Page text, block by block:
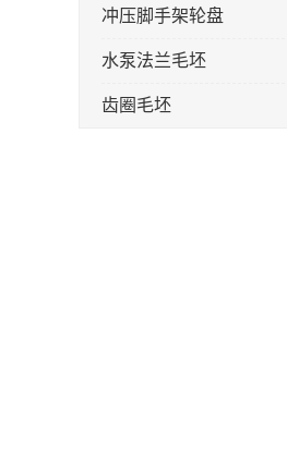
冲压脚手架轮盘
水泵法兰毛坯
齿圈毛坯